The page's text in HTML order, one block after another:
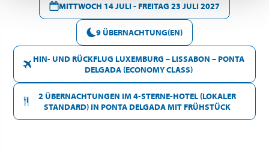
MITTWOCH 14 JULI - FREITAG 23 JULI 2027
9 ÜBERNACHTUNG(EN)
HIN- UND RÜCKFLUG LUXEMBURG – LISSABON – PONTA
DELGADA (ECONOMY CLASS)
2 ÜBERNACHTUNGEN IM 4-STERNE-HOTEL (LOKALER
STANDARD) IN PONTA DELGADA MIT FRÜHSTÜCK